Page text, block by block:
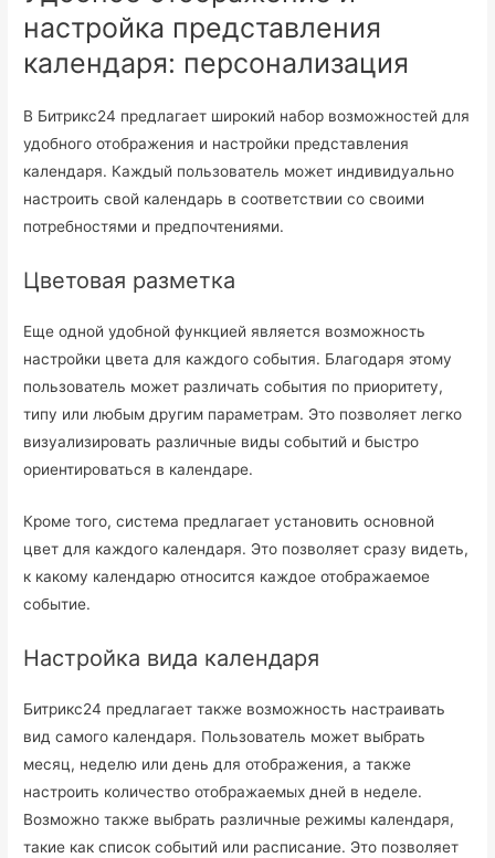
настройка представления
календаря: персонализация
В Битрикс24 предлагает широкий набор возможностей для
удобного отображения и настройки представления
календаря. Каждый пользователь может индивидуально
настроить свой календарь в соответствии со своими
потребностями и предпочтениями.
Цветовая разметка
Еще одной удобной функцией является возможность
настройки цвета для каждого события. Благодаря этому
пользователь может различать события по приоритету,
типу или любым другим параметрам. Это позволяет легко
визуализировать различные виды событий и быстро
ориентироваться в календаре.
Кроме того, система предлагает установить основной
цвет для каждого календаря. Это позволяет сразу видеть,
к какому календарю относится каждое отображаемое
событие.
Настройка вида календаря
Битрикс24 предлагает также возможность настраивать
вид самого календаря. Пользователь может выбрать
месяц, неделю или день для отображения, а также
настроить количество отображаемых дней в неделе.
Возможно также выбрать различные режимы календаря,
такие как список событий или расписание. Это позволяет